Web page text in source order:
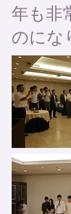
年も非
のにな